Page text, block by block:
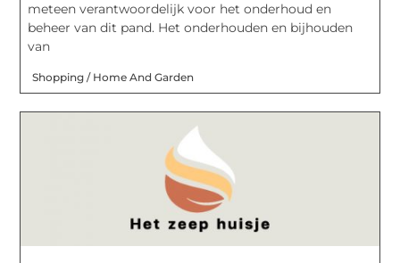
meteen verantwoordelijk voor het onderhoud en
beheer van dit pand. Het onderhouden en bijhouden
van
Shopping / Home And Garden